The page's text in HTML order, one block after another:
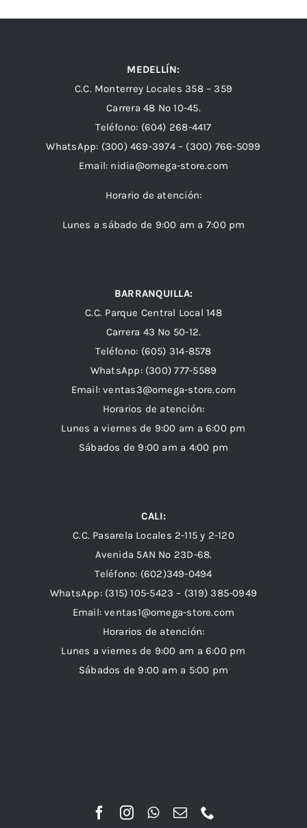
MEDELLÍN:
C.C. Monterrey Locales 358 – 359
Carrera 48 Nº 10-45.
Teléfono: (604) 268-4417
WhatsApp: (300) 469-3974 – (300) 766-5099
Email: nidia@omega-store.com
Horario de atención:
Lunes a sábado de 9:00 am a 7:00 pm
BARRANQUILLA:
C.C. Parque Central Local 148
Carrera 43 Nº 50-12.
Teléfono: (605) 314-8578
WhatsApp: (300) 777-5589
Email: ventas3@omega-store.com
Horarios de atención:
Lunes a viernes de 9:00 am a 6:00 pm
Sábados de 9:00 am a 4:00 pm
CALI:
C.C. Pasarela Locales 2-115 y 2-120
Avenida 5AN Nº 23D-68.
Teléfono: (602)349-0494
WhatsApp: (315) 105-5423 – (319) 385-0949
Email:ventas1@omega-store.com
Horarios de atención:
Lunes a viernes de 9:00 am a 6:00 pm
Sábados de 9:00 am a 5:00 pm